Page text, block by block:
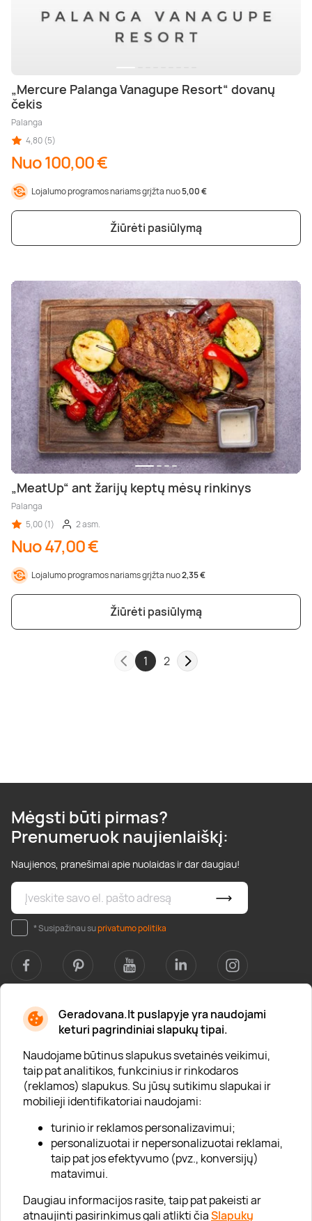
Geradovana.lt puslapyje yra naudojami
keturi pagrindiniai slapukų tipai.
Naudojame būtinus slapukus svetainės veikimui,
taip pat analitikos, funkcinius ir rinkodaros
(reklamos) slapukus. Su jūsų sutikimu slapukai ir
mobilieji identifikatoriai naudojami:
turinio ir reklamos personalizavimui;
personalizuotai ir nepersonalizuotai reklamai,
taip pat jos efektyvumo (pvz., konversijų)
matavimui.
Daugiau informacijos rasite, taip pat pakeisti ar
atnaujinti pasirinkimus gali atlikti čiaSlapukų
„Mercure Palanga Vanagupe Resort“ dovanų
čekis
Palanga
4,80 (5)
Nuo 100,00 €
Lojalumo programos nariams grįžta nuo5,00 €
Žiūrėti pasiūlymą
„MeatUp“ ant žarijų keptų mėsų rinkinys
Palanga
5,00 (1)
2 asm.
Nuo 47,00 €
Lojalumo programos nariams grįžta nuo2,35 €
Žiūrėti pasiūlymą
1 2
Mėgsti būti pirmas?
Prenumeruok naujienlaiškį:
Naujienos, pranešimai apie nuolaidas ir dar daugiau!
* Susipažinau suprivatumo politika
Apie mus
Apie „Gera Dovana“
Lojalumo klubas
Karjera
Visi partneriai
Kontaktai
Tinklaraštis
Informacija